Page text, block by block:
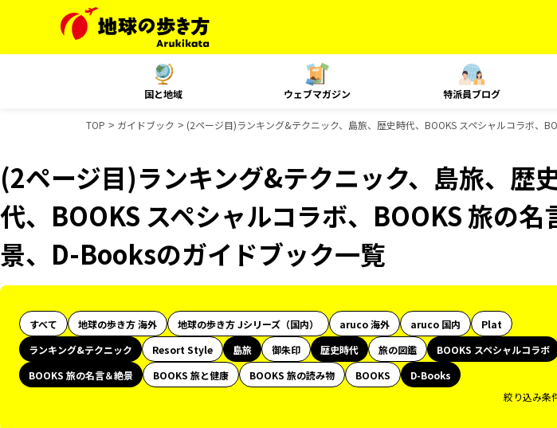
国と地域 ウェブマガジン 特派員ブログ
TOP ガイドブック (2ページ目)ランキング&テクニック、島旅、歴史時代、BOOKS スペシャルコラボ、
(2ページ目)ランキング&テクニック、島旅、歴
代、BOOKS スペシャルコラボ、BOOKS 旅の名
景、D-Booksのガイドブック一覧
すべて 地球の歩き方 海外 地球の歩き方 Jシリーズ（国内） aruco 海外 aruco 国内
Plat
ランキング&テクニック
Resort Style 島旅 御朱印 歴史時代 旅の図鑑
BOOKS スペシャルコラボ
BOOKS 旅の名言＆絶景
BOOKS 旅と健康 BOOKS 旅の読み物 BOOKS
D-Books
絞り込み条